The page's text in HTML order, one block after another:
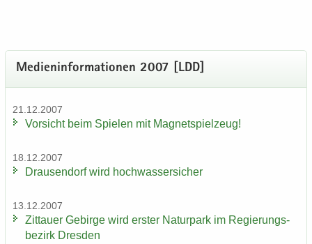
Me­di­en­in­for­ma­tio­nen 2007 [LDD]
21.12.2007
Vor­sicht beim Spie­len mit Ma­gnet­spiel­zeug!
18.12.2007
Drau­sen­dorf wird hoch­was­ser­si­cher
13.12.2007
Zit­tau­er Ge­bir­ge wird ers­ter Na­tur­park im Re­gie­rungs­
be­zirk Dres­den